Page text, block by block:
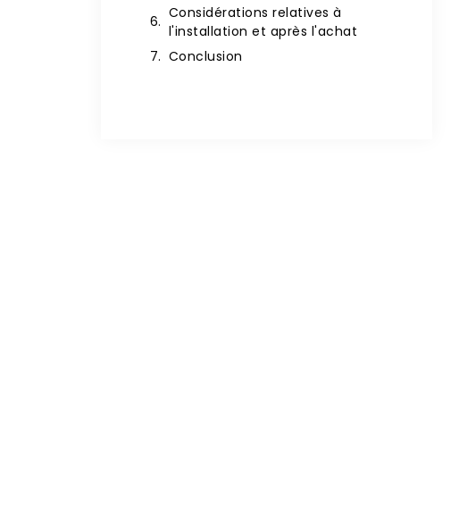
Considérations relatives à
l'installation et après l'achat
Conclusion